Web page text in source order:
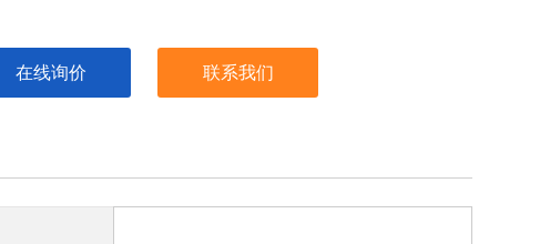
在线询价 联系我们